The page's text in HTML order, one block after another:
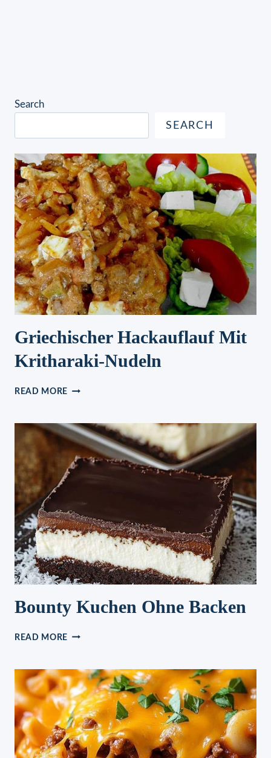
Search
SEARCH
Griechischer Hackauflauf Mit
Kritharaki-Nudeln
READ MORE GRIECHISCHER
KRITHARAKI-
NUDELN
Bounty Kuchen Ohne Backen
READ MORE BOUNTY
BACKEN